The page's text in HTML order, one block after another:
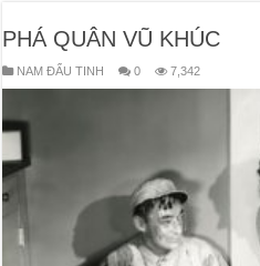
PHÁ QUÂN VŨ KHÚC
NAM ĐẨU TINH 0 7,342